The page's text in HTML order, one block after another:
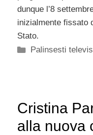
dunque l’8
inizialmente fissato
Stato.
Categorie
Palinsesti
Cristina
alla nuova